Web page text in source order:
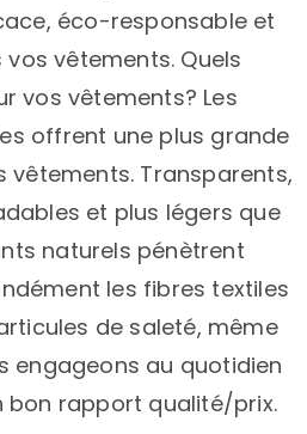
éco-responsable et
vêtements. Quels
vos vêtements? Les
offrent une plus grande
vêtements. Transparents,
et plus légers que
naturels pénètrent
les fibres textiles
de saleté, même
engageons au quotidien
bon rapport qualité/prix.